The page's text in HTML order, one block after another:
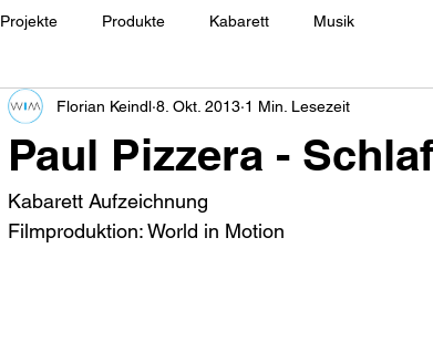
Projekte Produkte Kabarett Musik
Paul Pizzera -
Florian Keindl 8. Okt. 2013 1 Min. Lesezeit
Kabarett Aufzeichnung
Filmproduktion: World in Motion